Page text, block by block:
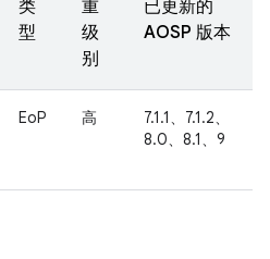
类
型
重
级
别
已更新的
AOSP 版本
EoP 高
7.1.1、7.1.2、
8.0、8.1、9